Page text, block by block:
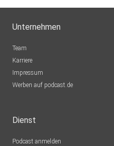
Unternehmen
Team
Karriere
Impressum
Werben auf podcast.de
Dienst
Podcast anmelden